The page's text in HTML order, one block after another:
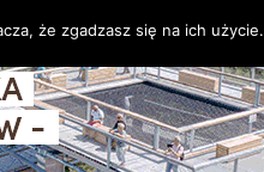
że zgadzasz się na ich użycie.